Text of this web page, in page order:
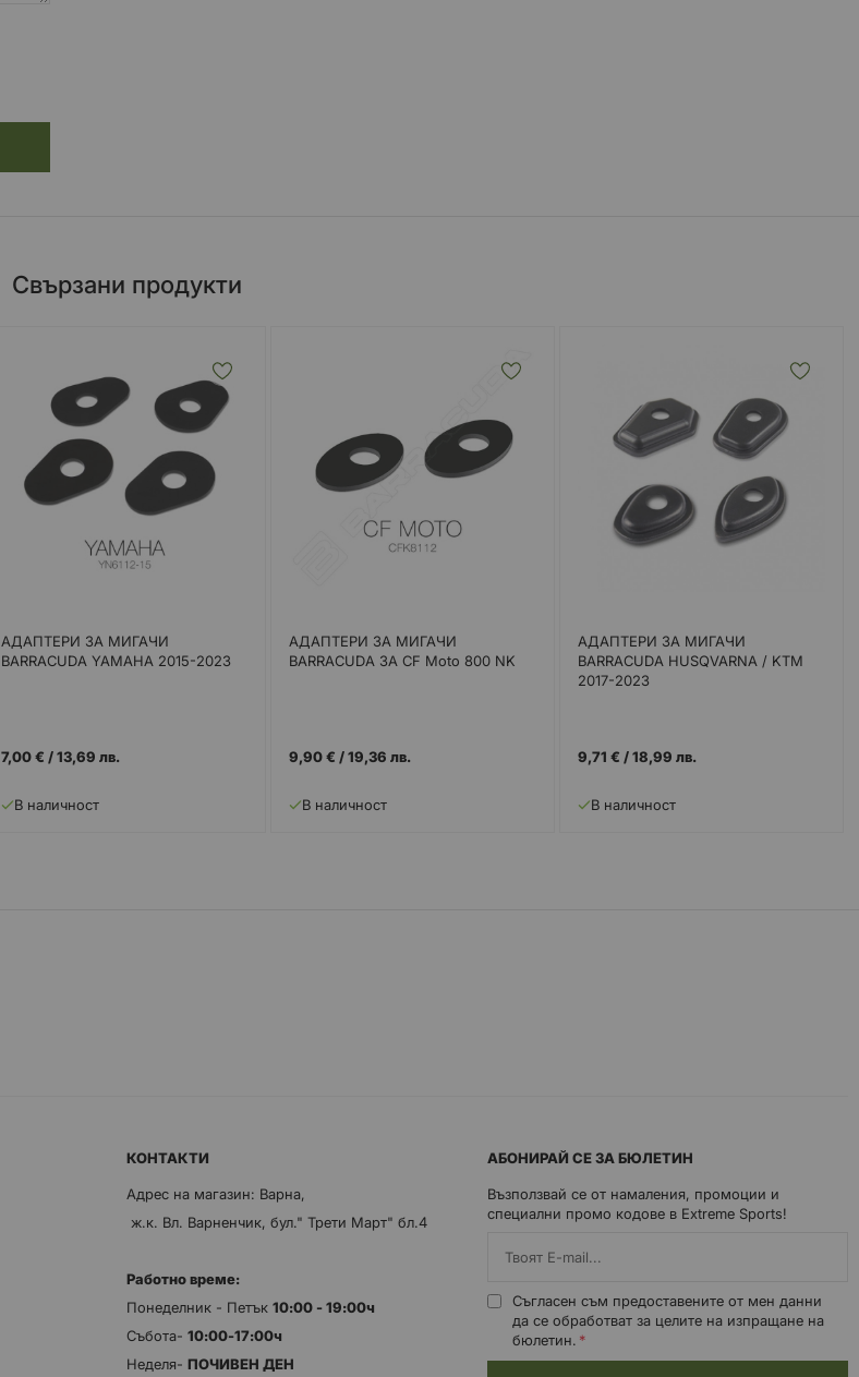
Свързани продукти
АДАПТЕРИ ЗА МИГАЧИ
BARRACUDA YAMAHA 2015-2023
7,00 € /13,69 лв.
В наличност
АДАПТЕРИ ЗА МИГАЧИ
BARRACUDA ЗА CF Moto 800 NK
9,90 € /19,36 лв.
В наличност
АДАПТЕРИ ЗА МИГАЧИ
BARRACUDA HUSQVARNA / KTM
2017-2023
9,71 € /18,99 лв.
В наличност
КОНТАКТИ
Адрес на магазин: Варна,
ж.к. Вл. Варненчик, бул." Трети Март" бл.4
Работно време:
Понеделник - Петък 10:00 - 19:00ч
Събота- 10:00-17:00ч
Неделя- ПОЧИВЕН ДЕН
АБОНИРАЙ СЕ ЗА БЮЛЕТИН
Възползвай се от намаления, промоции и
специални промо кодове в Extreme Sports!
Съгласен съм предоставените от мен данни
да се обработват за целите на изпращане на
бюлетин.